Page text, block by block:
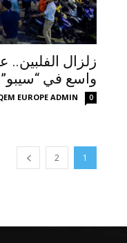
زلزال الفلبين..
واسع في “سيبو”
EUROPE ADMIN 0
1
2